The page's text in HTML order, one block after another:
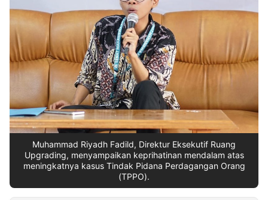
Insight
NTB
Suara
Time
Lens
IDN
Daily
Jogja
Jalan
Rakyat
Idealita
News
Kita
Notice
Dinamikapost.com
Radar
Baru
Seedbacklink
Follow
Muhammad Riyadh Fadild, Direktur Eksekutif Ruang
Upgrading, menyampaikan keprihatinan mendalam atas
meningkatnya kasus Tindak Pidana Perdagangan Orang
(TPPO).